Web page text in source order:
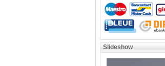
Slideshow